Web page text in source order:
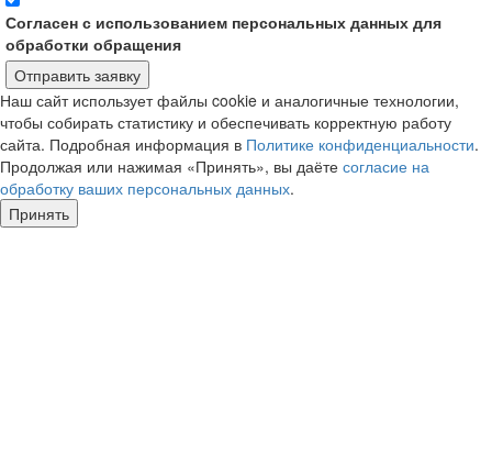
Согласен с использованием персональных данных для
обработки обращения
Отправить заявку
Наш сайт использует файлы cookie и аналогичные технологии,
чтобы собирать статистику и обеспечивать корректную работу
сайта. Подробная информация в Политике конфиденциальности.
Продолжая или нажимая «Принять», вы даёте согласие на
обработку ваших персональных данных.
Принять